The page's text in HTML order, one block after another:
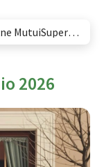
Redazione MutuiSupermarket
2026